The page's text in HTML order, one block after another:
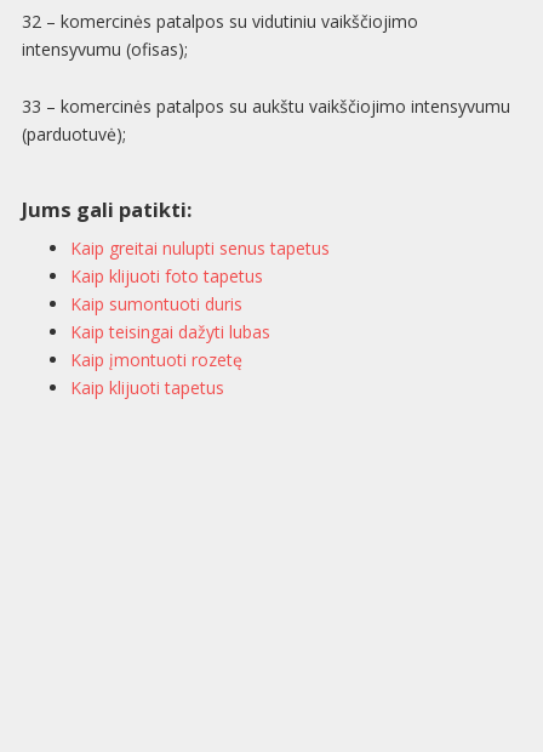
32 – komercinės patalpos su vidutiniu vaikščiojimo
intensyvumu (ofisas);
33 – komercinės patalpos su aukštu vaikščiojimo intensyvumu
(parduotuvė);
Jums gali patikti:
Kaip greitai nulupti senus tapetus
Kaip klijuoti foto tapetus
Kaip sumontuoti duris
Kaip teisingai dažyti lubas
Kaip įmontuoti rozetę
Kaip klijuoti tapetus